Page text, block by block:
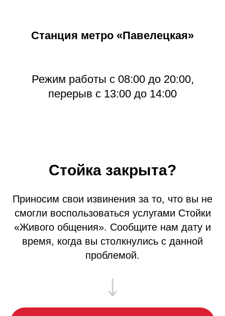
Станция метро «Павелецкая»
Режим работы с 08:00 до 20:00,
перерыв с 13:00 до 14:00
Стойка закрыта?
Приносим свои извинения за то, что вы не
смогли воспользоваться услугами Стойки
«Живого общения». Сообщите нам дату и
время, когда вы столкнулись с данной
проблемой.